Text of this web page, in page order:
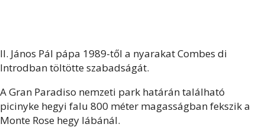
II. János Pál pápa 1989-től a nyarakat Combes di
Introdban töltötte szabadságát.
A Gran Paradiso nemzeti park határán található
picinyke hegyi falu 800 méter magasságban fekszik a
Monte Rose hegy lábánál.